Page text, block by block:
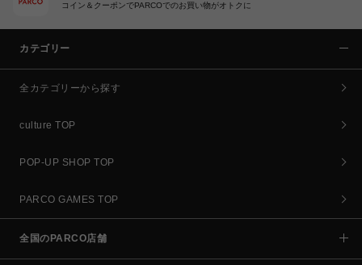
コイン＆クーポンでPARCOでのお買い物がオトクに
カテゴリー
全カテゴリーから探す
culture TOP
POP-UP SHOP TOP
PARCO GAMES TOP
全国のPARCO店舗